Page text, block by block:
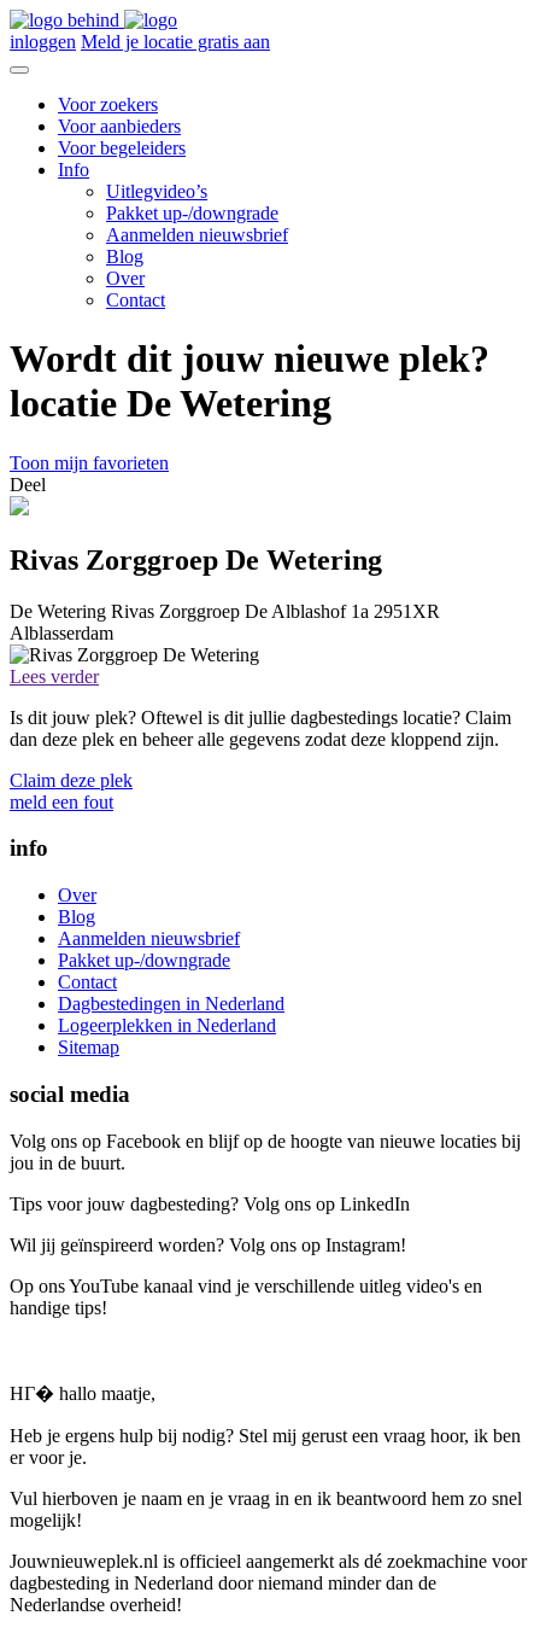
inloggen Meld je locatie gratis aan
Voor zoekers
Voor aanbieders
Voor begeleiders
Info
Uitlegvideo’s
Pakket up-/downgrade
Aanmelden nieuwsbrief
Blog
Over
Contact
Wordt dit jouw nieuwe plek?
locatie De Wetering
Toon mijn favorieten
Deel
Rivas Zorggroep De Wetering
De Wetering Rivas Zorggroep De Alblashof 1a 2951XR
Alblasserdam
Lees verder
Is dit jouw plek? Oftewel is dit jullie dagbestedings locatie? Claim
dan deze plek en beheer alle gegevens zodat deze kloppend zijn.
Claim deze plek
meld een fout
info
Over
Blog
Aanmelden nieuwsbrief
Pakket up-/downgrade
Contact
Dagbestedingen in Nederland
Logeerplekken in Nederland
Sitemap
social media
Volg ons op Facebook en blijf op de hoogte van nieuwe locaties bij
jou in de buurt.
Tips voor jouw dagbesteding? Volg ons op LinkedIn
Wil jij geïnspireerd worden? Volg ons op Instagram!
Op ons YouTube kanaal vind je verschillende uitleg video's en
handige tips!
HГ� hallo maatje,
Heb je ergens hulp bij nodig? Stel mij gerust een vraag hoor, ik ben
er voor je.
Vul hierboven je naam en je vraag in en ik beantwoord hem zo snel
mogelijk!
Jouwnieuweplek.nl is officieel aangemerkt als dé zoekmachine voor
dagbesteding in Nederland door niemand minder dan de
Nederlandse overheid!